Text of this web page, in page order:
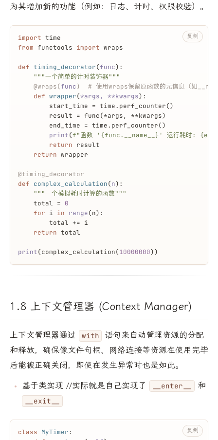
为其增加新的功能（例如：日志、计时、权限校验）。
import time
from functools import wraps
def timing_decorator(func):
"""一个简单的计时装饰器"""
    @wraps(
func) # 使用wraps保留原函数的元信息（如
def wrapper(*args, **kwargs):
        start_time = time.perf_counter()
        result = func(*args, **kwargs)
        end_time = time.perf_counter()
print(f"函数 ' {func.__name__} ' 运行耗时:
return result
return wrapper
@timing_decorator
def complex_calculation(n):
"""一个模拟耗时计算的函数"""
    total =
0
for i in range(n):
        total += i
return total
print(complex_calculation(10000000))
复制
1.8 上下文管理器 (Context Manager)
上下文管理器通过 with
语句来自动管理资源的分配
和释放，确保像文件句柄、网络连接等资源在使用完毕
后能被正确关闭，即使在发生异常时也是如此。
基于类实现 //实际就是自己实现了 __enter__ 和
__exit__
class MyTimer:
复制